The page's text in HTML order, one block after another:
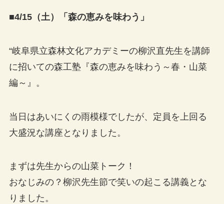
■4/15（土）「森の恵みを味わう」
“岐阜県立森林文化アカデミーの柳沢直先生を講師
に招いての森工塾『森の恵みを味わう～春・山菜
編～』。
当日はあいにくの雨模様でしたが、定員を上回る
大盛況な講座となりました。
まずは先生からの山菜トーク！
おなじみの？柳沢先生節で笑いの起こる講義とな
りました。